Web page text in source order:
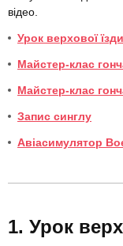
відео.
Урок верхової їзди
Майстер-клас
Майстер-клас
Запис синглу
Авіасимулятор
Урок